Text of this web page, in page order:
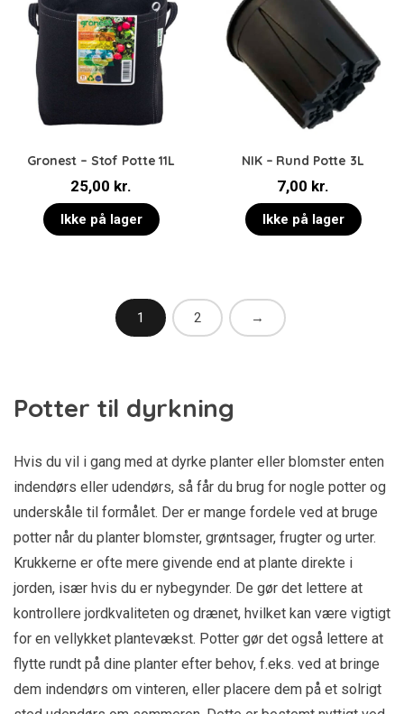
Gronest – Stof Potte 11L
25,00 kr.
Ikke på lager
NIK – Rund Potte 3L
7,00 kr.
Ikke på lager
1 2 →
Potter til dyrkning
Hvis du vil i gang med at dyrke planter eller blomster enten
indendørs eller udendørs, så får du brug for nogle potter og
underskåle til formålet. Der er mange fordele ved at bruge
potter når du planter blomster, grøntsager, frugter og urter.
Krukkerne er ofte mere givende end at plante direkte i
jorden, især hvis du er nybegynder. De gør det lettere at
kontrollere jordkvaliteten og drænet, hvilket kan være vigtigt
for en vellykket plantevækst. Potter gør det også lettere at
flytte rundt på dine planter efter behov, f.eks. ved at bringe
dem indendørs om vinteren, eller placere dem på et solrigt